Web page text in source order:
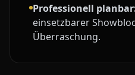
Professionell
einsetzbarer
Überraschung.